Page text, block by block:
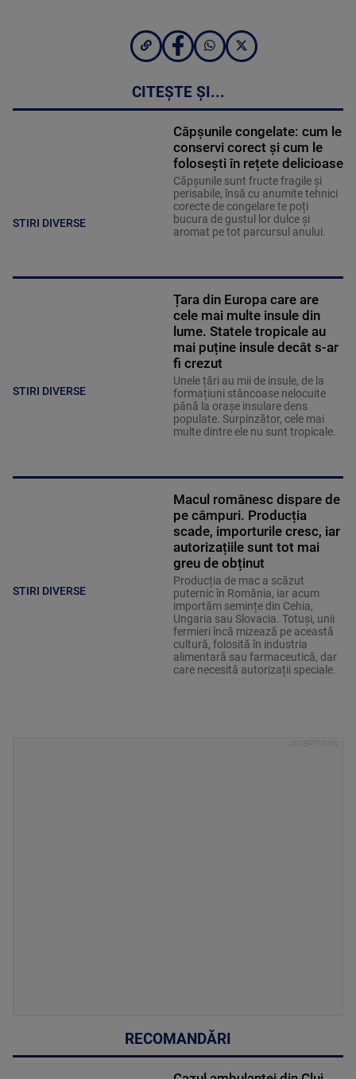
CITEȘTE ȘI...
STIRI DIVERSE
Căpșunile congelate: cum le
conservi corect și cum le
folosești în rețete delicioase
Căpșunile sunt fructe fragile și
perisabile, însă cu anumite tehnici
corecte de congelare te poți
bucura de gustul lor dulce și
aromat pe tot parcursul anului.
STIRI DIVERSE
Țara din Europa care are
cele mai multe insule din
lume. Statele tropicale au
mai puține insule decât s-ar
fi crezut
Unele țări au mii de insule, de la
formațiuni stâncoase nelocuite
până la orașe insulare dens
populate. Surpinzător, cele mai
multe dintre ele nu sunt tropicale.
STIRI DIVERSE
Macul românesc dispare de
pe câmpuri. Producția
scade, importurile cresc, iar
autorizațiile sunt tot mai
greu de obținut
Producția de mac a scăzut
puternic în România, iar acum
importăm semințe din Cehia,
Ungaria sau Slovacia. Totuși, unii
fermieri încă mizează pe această
cultură, folosită în industria
alimentară sau farmaceutică, dar
care necesită autorizații speciale.
RECOMANDĂRI